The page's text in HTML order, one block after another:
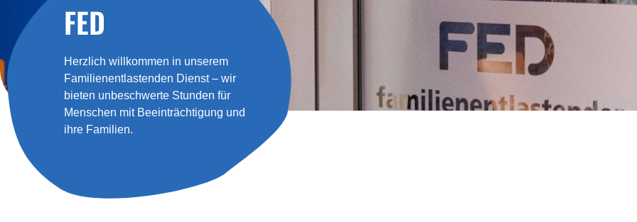
FED
Herzlich willkommen in unserem
Familienentlastenden Dienst – wir
bieten unbeschwerte Stunden für
Menschen mit Beeinträchtigung und
ihre Familien.